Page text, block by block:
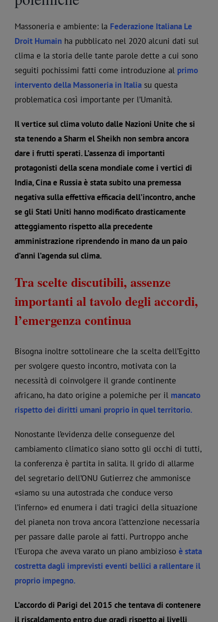
Massoneria e ambiente: la Federazione Italiana Le
Droit Humain ha pubblicato nel 2020 alcuni dati sul
clima e la storia delle tante parole dette a cui sono
seguiti pochissimi fatti come introduzione al primo
intervento della Massoneria in Italia su questa
problematica così importante per l’Umanità.
Il vertice sul clima voluto dalle Nazioni Unite che si
sta tenendo a Sharm el Sheikh non sembra ancora
dare i frutti sperati. L’assenza di importanti
protagonisti della scena mondiale come i vertici di
India, Cina e Russia è stata subito una premessa
negativa sulla effettiva efficacia dell’incontro, anche
se gli Stati Uniti hanno modificato drasticamente
atteggiamento rispetto alla precedente
amministrazione riprendendo in mano da un paio
d’anni l’agenda sul clima.
Tra scelte discutibili, assenze
importanti al tavolo degli accordi,
l’emergenza continua
Bisogna inoltre sottolineare che la scelta dell’Egitto
per svolgere questo incontro, motivata con la
necessità di coinvolgere il grande continente
africano, ha dato origine a polemiche per il mancato
rispetto dei diritti umani proprio in quel territorio.
Nonostante l’evidenza delle conseguenze del
cambiamento climatico siano sotto gli occhi di tutti,
la conferenza è partita in salita. Il grido di allarme
del segretario dell’ONU Gutierrez che ammonisce
«siamo su una autostrada che conduce verso
l’inferno» ed enumera i dati tragici della situazione
del pianeta non trova ancora l’attenzione necessaria
per passare dalle parole ai fatti. Purtroppo anche
l’Europa che aveva varato un piano ambizioso è stata
costretta dagli imprevisti eventi bellici a rallentare il
proprio impegno.
L’accordo di Parigi del 2015 che tentava di contenere
il riscaldamento entro due gradi rispetto ai livelli